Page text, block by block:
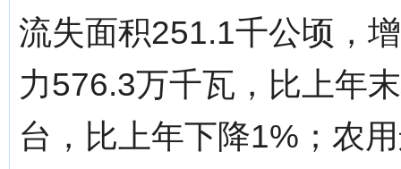
流失面积251.1千公顷，
力576.3万千瓦，比上年
台，比上年下降1%；农